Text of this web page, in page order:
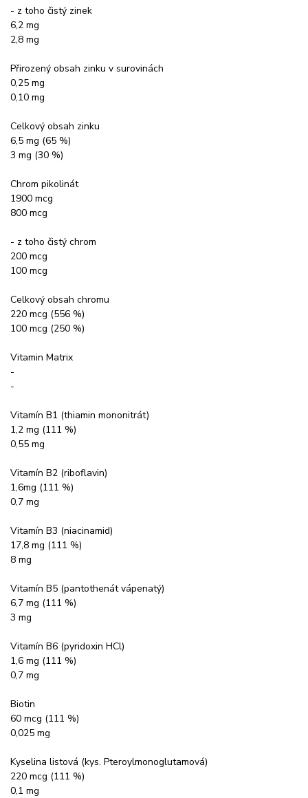
- z toho čistý zinek
6,2 mg
2,8 mg
Přirozený obsah zinku v surovinách
0,25 mg
0,10 mg
Celkový obsah zinku
6,5 mg (65 %)
3 mg (30 %)
Chrom pikolinát
1900 mcg
800 mcg
- z toho čistý chrom
200 mcg
100 mcg
Celkový obsah chromu
220 mcg (556 %)
100 mcg (250 %)
Vitamin Matrix
-
-
Vitamín B1 (thiamin mononitrát)
1,2 mg (111 %)
0,55 mg
Vitamín B2 (riboflavin)
1,6mg (111 %)
0,7 mg
Vitamín B3 (niacinamid)
17,8 mg (111 %)
8 mg
Vitamín B5 (pantothenát vápenatý)
6,7 mg (111 %)
3 mg
Vitamín B6 (pyridoxin HCl)
1,6 mg (111 %)
0,7 mg
Biotin
60 mcg (111 %)
0,025 mg
Kyselina listová (kys. Pteroylmonoglutamová)
220 mcg (111 %)
0,1 mg